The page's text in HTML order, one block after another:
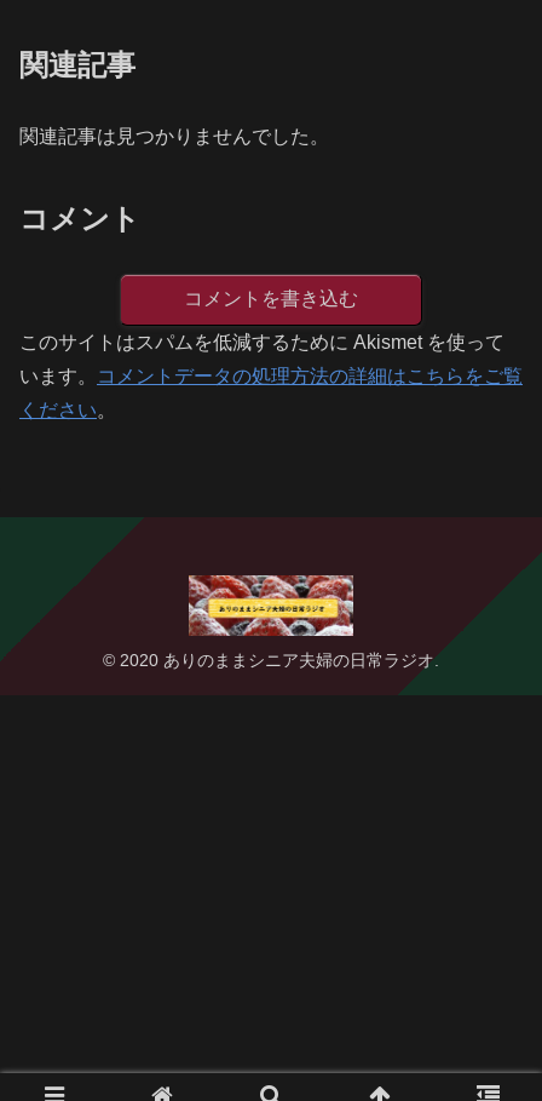
関連記事
関連記事は見つかりませんでした。
コメント
コメントを書き込む
このサイトはスパムを低減するために Akismet を使って
います。
コメントデータの処理方法の詳細はこちらをご覧
ください。
© 2020 ありのままシニア夫婦の日常ラジオ.